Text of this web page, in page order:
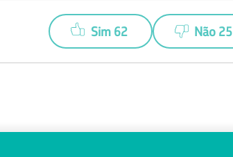
Sim 62 Não 25